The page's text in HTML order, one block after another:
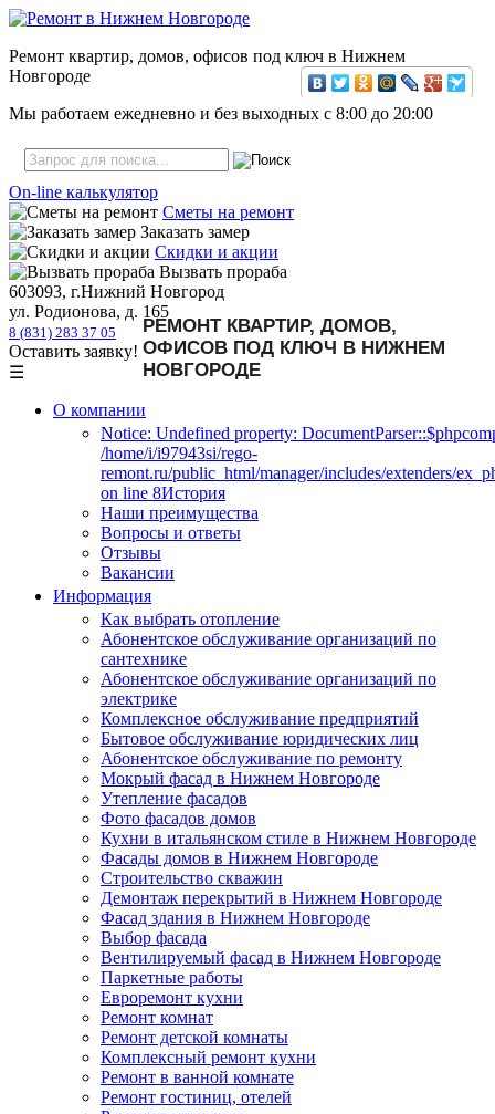
Ремонт квартир, домов, офисов под ключ в Нижнем
Новгороде
Мы работаем ежедневно и без выходных с 8:00 до 20:00
On-line калькулятор
Сметы на ремонт
Заказать замер
Скидки и акции
Вызвать прораба
603093, г.Нижний Новгород
ул. Родионова, д. 165
8 (831) 283 37 05
Оставить заявку!
☰
О компании
Notice: Undefined property:
/home/i/i97943si/rego-
remont.ru/public_html/manager/includes/extenders/
on line 8История
Наши преимущества
Вопросы и ответы
Отзывы
Вакансии
Информация
Как выбрать отопление
Абонентское обслуживание организаций по
сантехнике
Абонентское обслуживание организаций по
электрике
Комплексное обслуживание предприятий
Бытовое обслуживание юридических лиц
Абонентское обслуживание по ремонту
Мокрый фасад в Нижнем Новгороде
Утепление фасадов
Фото фасадов домов
Кухни в итальянском стиле в Нижнем Новгороде
Фасады домов в Нижнем Новгороде
Строительство скважин
Демонтаж перекрытий в Нижнем Новгороде
Фасад здания в Нижнем Новгороде
Выбор фасада
Вентилируемый фасад в Нижнем Новгороде
Паркетные работы
Евроремонт кухни
Ремонт комнат
Ремонт детской комнаты
Комплексный ремонт кухни
Ремонт в ванной комнате
Ремонт гостиниц, отелей
РЕМОНТ КВАРТИР, ДОМОВ,
ОФИСОВ ПОД КЛЮЧ В НИЖНЕМ
НОВГОРОДЕ